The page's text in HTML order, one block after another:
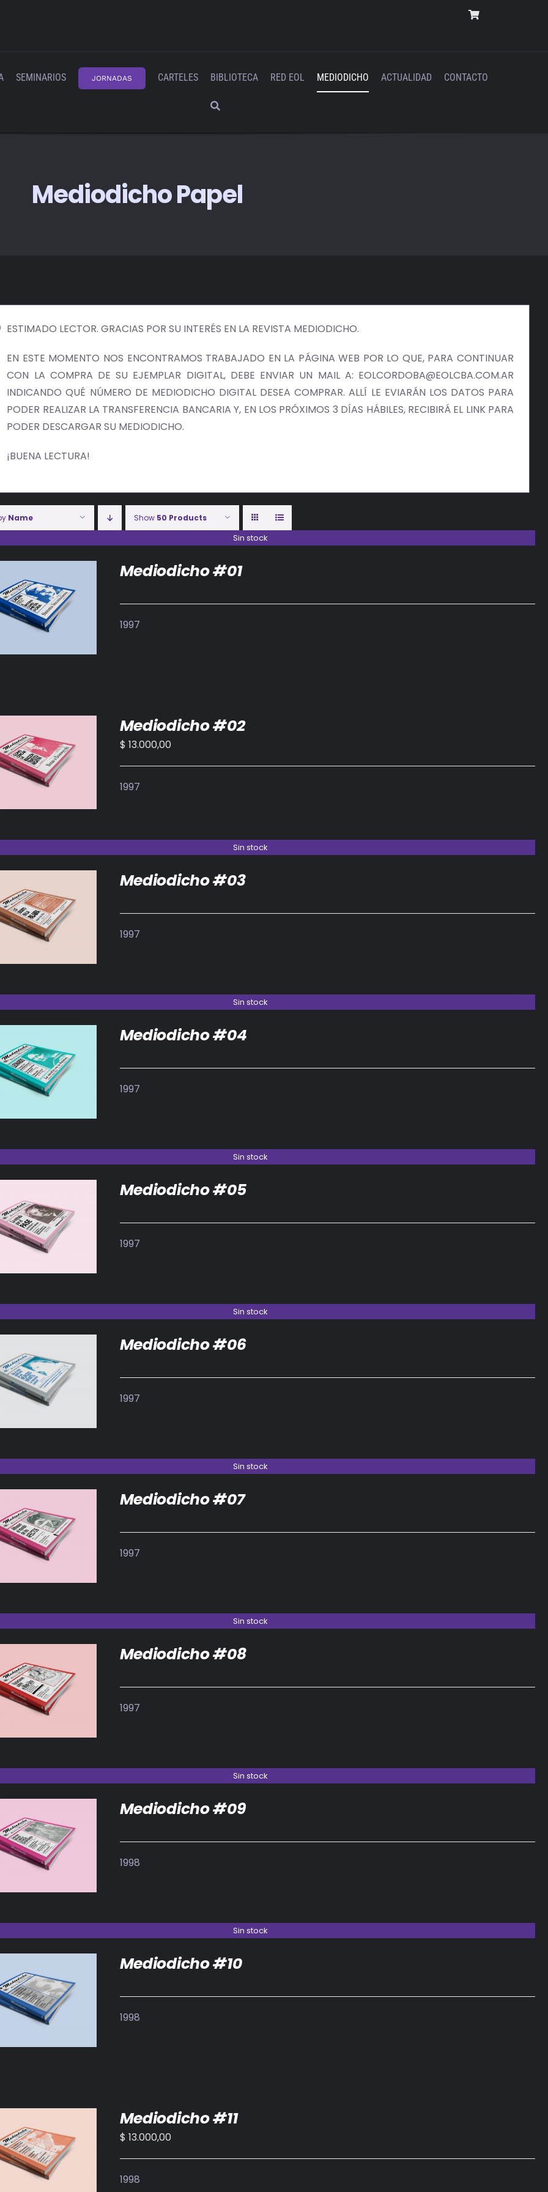
SEMINARIOS JORNADAS CARTELES BIBLIOTECA RED EOL MEDIODICHO ACTUALIDAD CONTACTO
Mediodicho Papel
ESTIMADO LECTOR. GRACIAS POR SU INTERÉS EN LA REVISTA MEDIODICHO.
EN ESTE MOMENTO NOS ENCONTRAMOS TRABAJADO EN LA PÁGINA WEB POR LO QUE, PARA CONTINUAR
CON LA COMPRA DE SU EJEMPLAR DIGITAL, DEBE ENVIAR UN MAIL A: EOLCORDOBA@EOLCBA.COM.AR
INDICANDO QUÉ NÚMERO DE MEDIODICHO DIGITAL DESEA COMPRAR. ALLÍ LE EVIARÁN LOS DATOS PARA
PODER REALIZAR LA TRANSFERENCIA BANCARIA Y, EN LOS PRÓXIMOS 3 DÍAS HÁBILES, RECIBIRÁ EL LINK PARA
PODER DESCARGAR SU MEDIODICHO.
¡BUENA LECTURA!
Name Show 50 Products
Sin stock
DETALLES
Mediodicho #01
1997
AL CARRITO
DETALLES
Mediodicho #02
$ 13.000,00
1997
Sin stock
DETALLES
Mediodicho #03
1997
Sin stock
DETALLES
Mediodicho #04
1997
Sin stock
DETALLES
Mediodicho #05
1997
Sin stock
DETALLES
Mediodicho #06
1997
Sin stock
DETALLES
Mediodicho #07
1997
Sin stock
DETALLES
Mediodicho #08
1997
Sin stock
DETALLES
Mediodicho #09
1998
Sin stock
DETALLES
Mediodicho #10
1998
AL CARRITO
DETALLES
Mediodicho #11
$ 13.000,00
1998